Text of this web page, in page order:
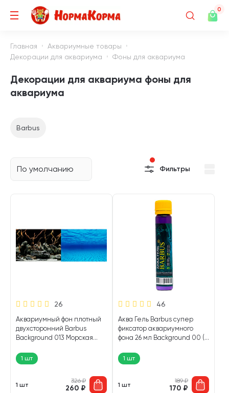
0
Главная
Аквариумные товары
Декорации для аквариума
Фоны для аквариума
Декорации для аквариума фоны для
аквариума
Barbus
По умолчанию Фильтры
26
Аквариумный фон плотный
двухсторонний Barbus
Background 013 Морская
мистика 30 х 62 см (1 шт)
1 шт
1 шт
326₽
260 ₽
46
Аква Гель Barbus супер
фиксатор аквариумного
фона 26 мл Background 00 (1
1 шт
1 шт
189₽
170 ₽